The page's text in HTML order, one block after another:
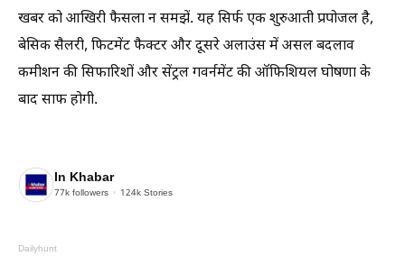
खबर को आखिरी फैसला न समझें. यह सिर्फ एक शुरुआती प्रपोजल है,
बेसिक सैलरी, फिटमेंट फैक्टर और दूसरे अलाउंस में असल बदलाव
कमीशन की सिफारिशों और सेंट्रल गवर्नमेंट की ऑफिशियल घोषणा के
बाद साफ होगी.
In Khabar
77k followers 124k Stories
Dailyhunt